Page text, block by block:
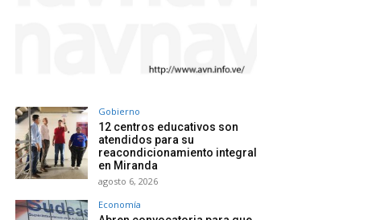
Gobierno
12 centros educativos son
atendidos para su
reacondicionamiento integral
en Miranda
agosto 6, 2026
Economía